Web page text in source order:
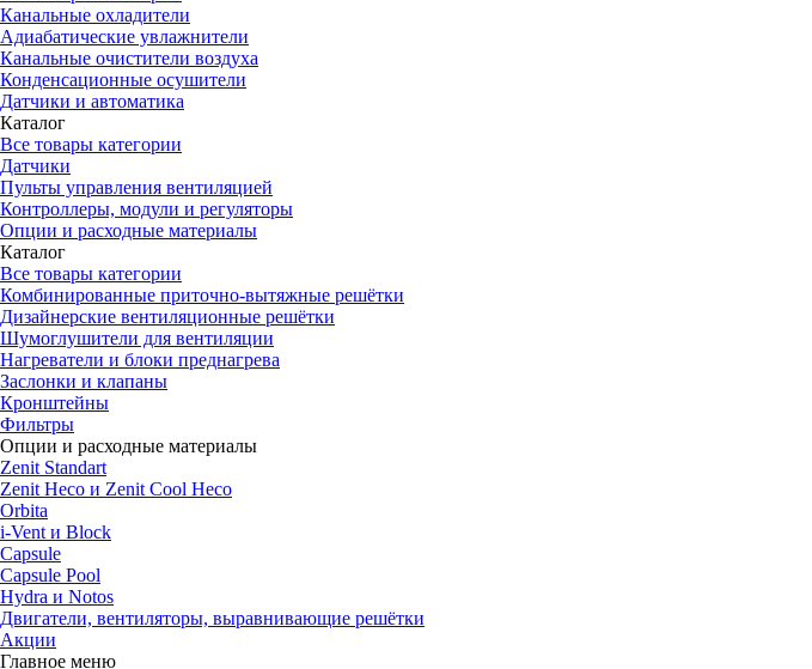
Канальные охладители
Адиабатические увлажнители
Канальные очистители воздуха
Конденсационные осушители
Датчики и автоматика
Каталог
Все товары категории
Датчики
Пульты управления вентиляцией
Контроллеры, модули и регуляторы
Опции и расходные материалы
Каталог
Все товары категории
Комбинированные приточно-вытяжные решётки
Дизайнерские вентиляционные решётки
Шумоглушители для вентиляции
Нагреватели и блоки преднагрева
Заслонки и клапаны
Кронштейны
Фильтры
Опции и расходные материалы
Zenit Standart
Zenit Heco и Zenit Cool Heco
Orbita
i-Vent и Block
Capsule
Capsule Pool
Hydra и Notos
Двигатели, вентиляторы, выравнивающие решётки
Акции
Главное меню